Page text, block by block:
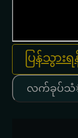
ပြန်သွားရ
လက်ခုပ်သံ